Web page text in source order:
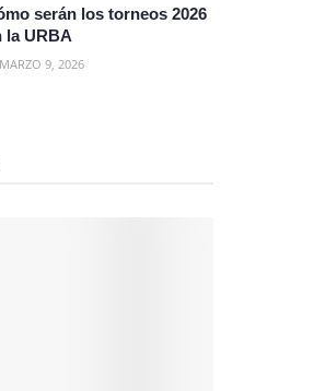
serán los torneos 2026
la URBA
MARZO 9, 2026